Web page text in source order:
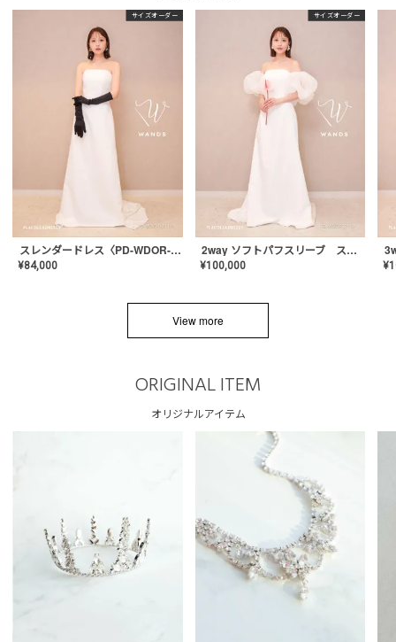
サイズオーダー
スレンダードレス〈PD-WDOR-2110〉
¥84,000
サイズオーダー
2way ソフトパフスリーブ スレンダードレス〈PD-WDOR-2112〉
¥100,000 ¥
View more
ORIGINAL ITEM
オリジナルアイテム